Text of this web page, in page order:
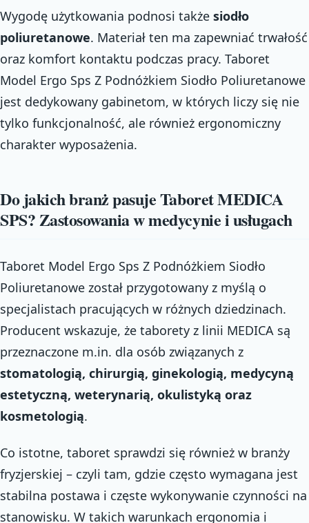
Wygodę użytkowania podnosi także siodło
poliuretanowe. Materiał ten ma zapewniać trwałość
oraz komfort kontaktu podczas pracy. Taboret
Model Ergo Sps Z Podnóżkiem Siodło Poliuretanowe
jest dedykowany gabinetom, w których liczy się nie
tylko funkcjonalność, ale również ergonomiczny
charakter wyposażenia.
Do jakich branż pasuje Taboret MEDICA
SPS? Zastosowania w medycynie i usługach
Taboret Model Ergo Sps Z Podnóżkiem Siodło
Poliuretanowe został przygotowany z myślą o
specjalistach pracujących w różnych dziedzinach.
Producent wskazuje, że taborety z linii MEDICA są
przeznaczone m.in. dla osób związanych z
stomatologią, chirurgią, ginekologią, medycyną
estetyczną, weterynarią, okulistyką oraz
kosmetologią.
Co istotne, taboret sprawdzi się również w branży
fryzjerskiej – czyli tam, gdzie często wymagana jest
stabilna postawa i częste wykonywanie czynności na
stanowisku. W takich warunkach ergonomia i